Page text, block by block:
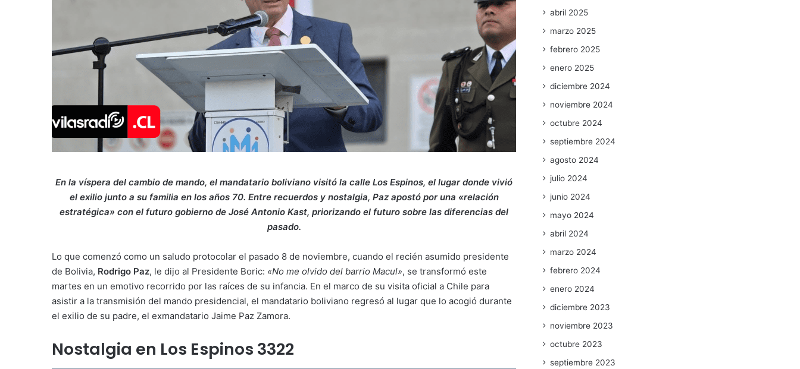
En la víspera del cambio de mando, el mandatario boliviano visitó la calle Los Espinos, el lugar donde vivió
el exilio junto a su familia en los años 70. Entre recuerdos y nostalgia, Paz apostó por una «relación
estratégica» con el futuro gobierno de José Antonio Kast, priorizando el futuro sobre las diferencias del
pasado.
Lo que comenzó como un saludo protocolar el pasado 8 de noviembre, cuando el recién asumido presidente
de Bolivia, Rodrigo Paz, le dijo al Presidente Boric: «No me olvido del barrio Macul», se transformó este
martes en un emotivo recorrido por las raíces de su infancia. En el marco de su visita oficial a Chile para
asistir a la transmisión del mando presidencial, el mandatario boliviano regresó al lugar que lo acogió durante
el exilio de su padre, el exmandatario Jaime Paz Zamora.
Nostalgia en Los Espinos 3322
abril 2025
marzo 2025
febrero 2025
enero 2025
diciembre 2024
noviembre 2024
octubre 2024
septiembre 2024
agosto 2024
julio 2024
junio 2024
mayo 2024
abril 2024
marzo 2024
febrero 2024
enero 2024
diciembre 2023
noviembre 2023
octubre 2023
septiembre 2023